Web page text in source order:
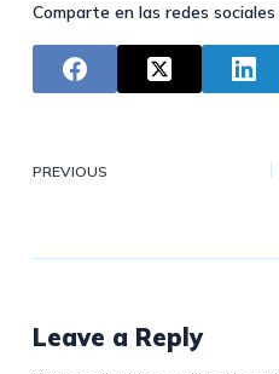
Comparte en las redes sociales
PREVIOUS
Leave a Reply